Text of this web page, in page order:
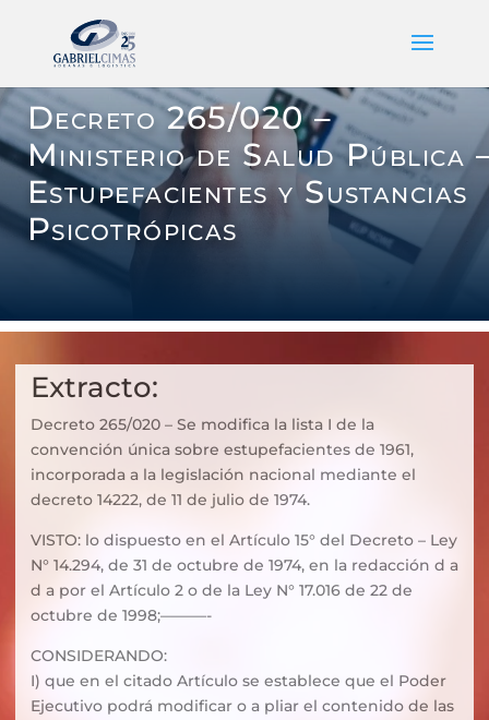
Decreto 265/020 –
Ministerio de Salud Pública
Estupefacientes y Sustancias
Psicotrópicas
Extracto:
Decreto 265/020 – Se modifica la lista I de la
convención única sobre estupefacientes de 1961,
incorporada a la legislación nacional mediante el
decreto 14222, de 11 de julio de 1974.
VISTO: lo dispuesto en el Artículo 15° del Decreto – Ley
N° 14.294, de 31 de octubre de 1974, en la redacción d a
d a por el Artículo 2 o de la Ley N° 17.016 de 22 de
octubre de 1998;———-
CONSIDERANDO:
I) que en el citado Artículo se establece que el Poder
Ejecutivo podrá modificar o a pliar el contenido de las